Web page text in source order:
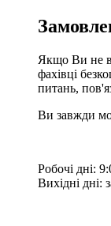
Якщо Ви не
фахівці
питань,
Ви завжди
Робочі дні:
Вихідні дні: